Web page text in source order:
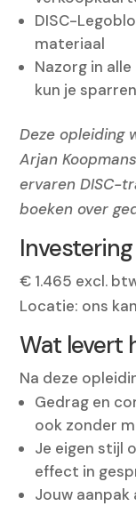
DISC-
materiaal
Nazorg in
kun je
Deze opleiding
Arjan
ervaren DISC-
boeken over
Investering
€ 1.465 excl.
Locatie: ons
Wat levert
Na deze
Gedrag en
ook zonder
Je eigen stijl
effect in
Jouw